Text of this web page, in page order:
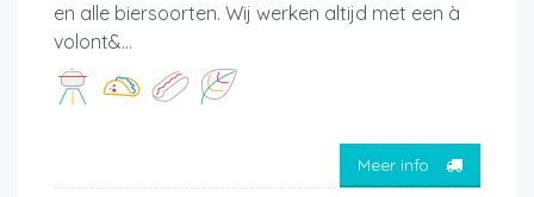
en alle biersoorten. Wij werken altijd met een à
volont&...
Meer info